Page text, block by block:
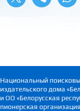
Национальный
издательского дома
и ОО «Белорусская
пионерская